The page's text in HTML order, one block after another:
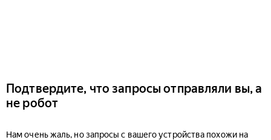
Подтвердите, что запросы отправляли вы, а
не робот
Нам очень жаль, но запросы с вашего устройства похожи на